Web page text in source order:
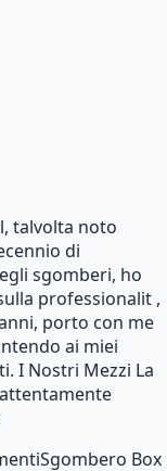
talvolta noto
di
sgomberi, ho
professionalit ,
porto con me
ai miei
I Nostri Mezzi La
Sgombero Box